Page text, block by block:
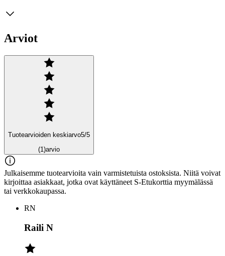
Arviot
Tuotearvioiden keskiarvo5/5
(1)arvio
Julkaisemme tuotearvioita vain varmistetuista ostoksista. Niitä voivat
kirjoittaa asiakkaat, jotka ovat käyttäneet S-Etukorttia myymälässä
tai verkkokaupassa.
RN
Raili N